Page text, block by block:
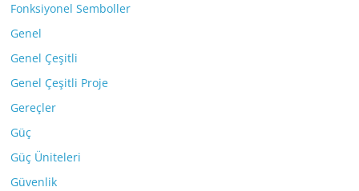
Fonksiyonel Semboller
Genel
Genel Çeşitli
Genel Çeşitli Proje
Gereçler
Güç
Güç Üniteleri
Güvenlik